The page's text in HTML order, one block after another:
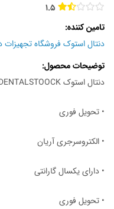
1.5
تامین کننده
دنتال استوک فروشگاه تجهیزات
توضیحات محصول
دنتال استوک DENTALSTOOCK
• تحویل فوری
• الکتروسرجری آریان
• دارای یکسال گارانتی
• تحویل فوری